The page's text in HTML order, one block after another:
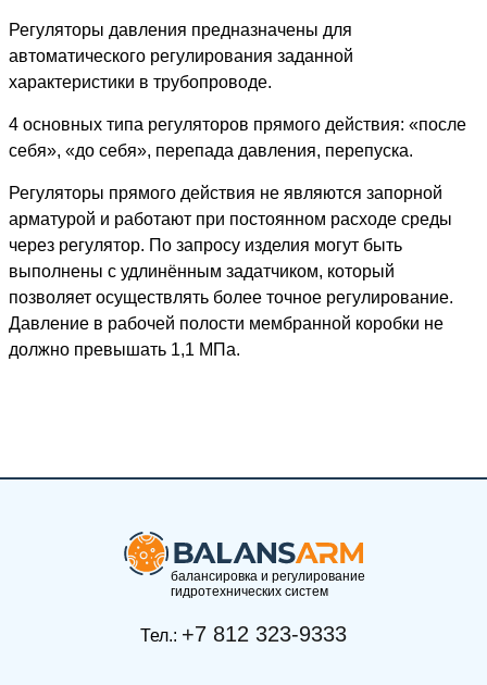
Регуляторы давления предназначены для
автоматического регулирования заданной
характеристики в трубопроводе.
4 основных типа регуляторов прямого действия: «после
себя», «до себя», перепада давления, перепуска.
Регуляторы прямого действия не являются запорной
арматурой и работают при постоянном расходе среды
через регулятор. По запросу изделия могут быть
выполнены с удлинённым задатчиком, который
позволяет осуществлять более точное регулирование.
Давление в рабочей полости мембранной коробки не
должно превышать 1,1 МПа.
балансировка и регулирование
гидротехнических систем
Тел.: +7 812 323-9333